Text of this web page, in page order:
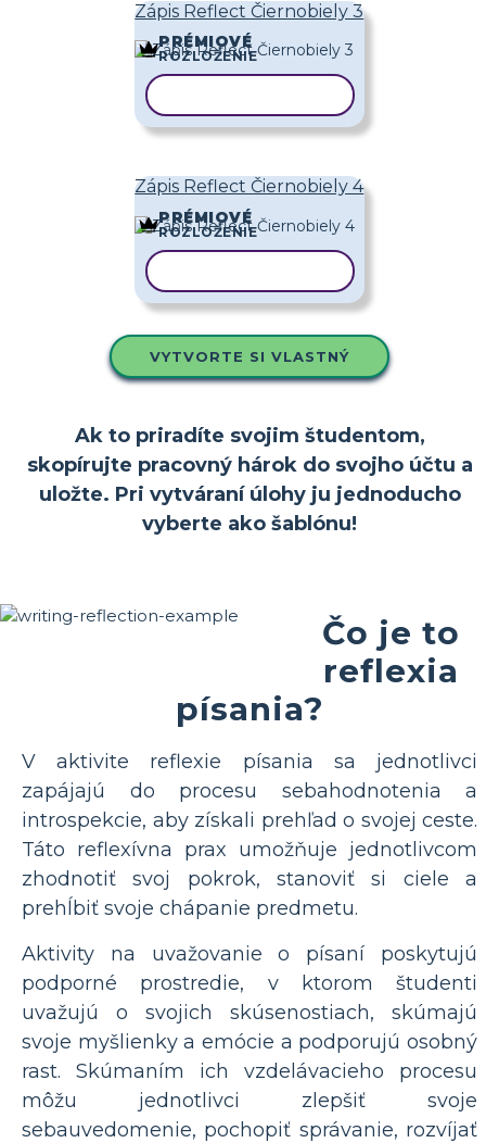
Zápis Reflect Čiernobiely 3
PRÉMIOVÉ
ROZLOŽENIE
Zápis Reflect Čiernobiely 4
PRÉMIOVÉ
ROZLOŽENIE
VYTVORTE SI VLASTNÝ
Ak to priradíte svojim študentom,
skopírujte pracovný hárok do svojho účtu a
uložte. Pri vytváraní úlohy ju jednoducho
vyberte ako šablónu!
Čo je to
reflexia
písania?
V aktivite reflexie písania sa jednotlivci
zapájajú do procesu sebahodnotenia a
introspekcie, aby získali prehľad o svojej ceste.
Táto reflexívna prax umožňuje jednotlivcom
zhodnotiť svoj pokrok, stanoviť si ciele a
prehĺbiť svoje chápanie predmetu.
Aktivity na uvažovanie o písaní poskytujú
podporné prostredie, v ktorom študenti
uvažujú o svojich skúsenostiach, skúmajú
svoje myšlienky a emócie a podporujú osobný
rast. Skúmaním ich vzdelávacieho procesu
môžu jednotlivci zlepšiť svoje
sebauvedomenie, pochopiť správanie, rozvíjať